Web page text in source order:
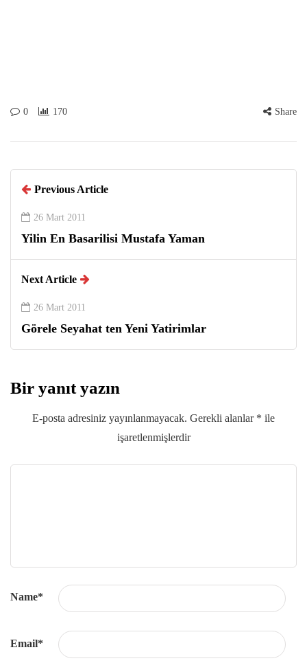
0 170 Share
Previous Article
26 Mart 2011
Yilin En Basarilisi Mustafa Yaman
Next Article
26 Mart 2011
Görele Seyahat ten Yeni Yatirimlar
Bir yanıt yazın
E-posta adresiniz yayınlanmayacak. Gerekli alanlar * ile
işaretlenmişlerdir
Name*
Email*